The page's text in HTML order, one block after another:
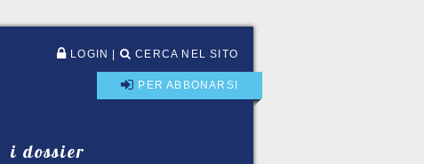
LOGIN CERCA NEL SITO
PER ABBONARSI
i dossier